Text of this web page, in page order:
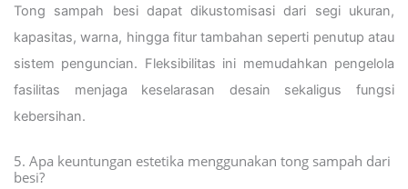
Tong sampah besi dapat dikustomisasi dari segi ukuran,
kapasitas, warna, hingga fitur tambahan seperti penutup atau
sistem penguncian. Fleksibilitas ini memudahkan pengelola
fasilitas menjaga keselarasan desain sekaligus fungsi
kebersihan.
5. Apa keuntungan estetika menggunakan tong sampah dari
besi?